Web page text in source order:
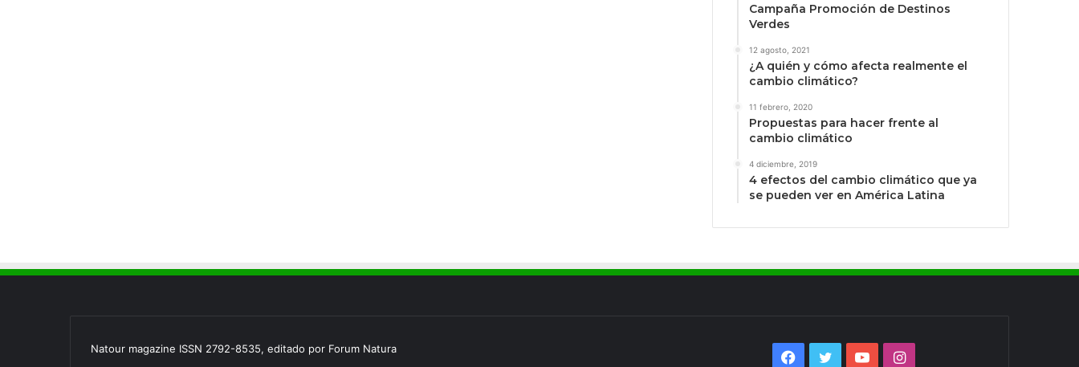
Campaña Promoción de Destinos
Verdes
12 agosto, 2021
¿A quién y cómo afecta realmente el
cambio climático?
11 febrero, 2020
Propuestas para hacer frente al
cambio climático
4 diciembre, 2019
4 efectos del cambio climático que ya
se pueden ver en América Latina
Natour magazine ISSN 2792-8535, editado por Forum Natura
Facebook
TwitterYouTubeInstagram